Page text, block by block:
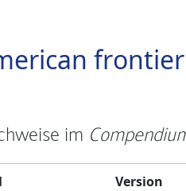
frontier
im
Version